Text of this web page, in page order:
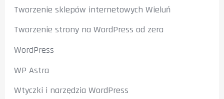
Tworzenie sklepów internetowych Wieluń
Tworzenie strony na WordPress od zera
WordPress
WP Astra
Wtyczki i narzędzia WordPress